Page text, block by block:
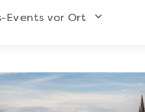
Events vor Ort